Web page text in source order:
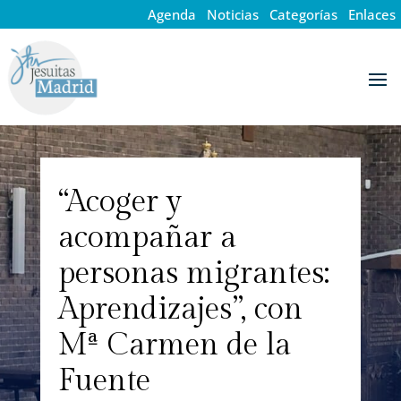
Agenda Noticias Categorías Enlaces
“Acoger y
acompañar a
personas migrantes:
Aprendizajes”, con
Mª Carmen de la
Fuente